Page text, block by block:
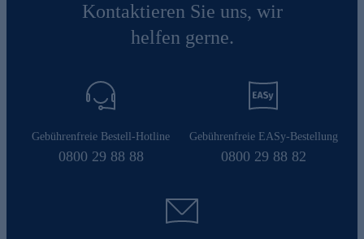
Kontaktieren Sie uns, wir
helfen gerne.
Gebührenfreie Bestell-Hotline
0800 29 88 88
Gebührenfreie EASy-Bestellung
0800 29 88 82